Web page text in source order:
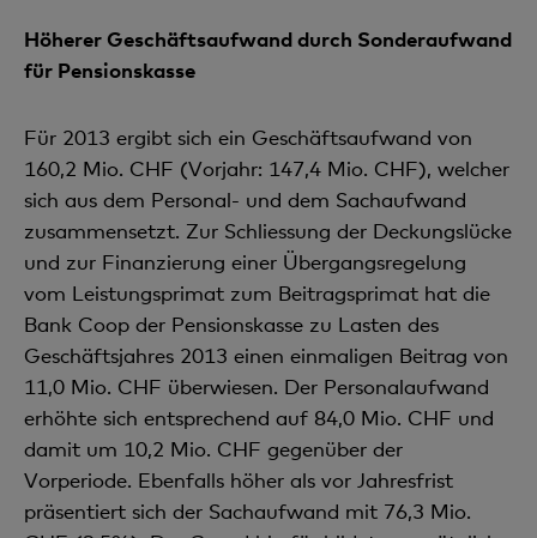
Höherer Geschäftsaufwand durch Sonderaufwand
für Pensionskasse
Für 2013 ergibt sich ein Geschäftsaufwand von
160,2 Mio. CHF (Vorjahr: 147,4 Mio. CHF), welcher
sich aus dem Personal- und dem Sachaufwand
zusammensetzt. Zur Schliessung der Deckungslücke
und zur Finanzierung einer Übergangsregelung
vom Leistungsprimat zum Beitragsprimat hat die
Bank Coop der Pensionskasse zu Lasten des
Geschäftsjahres 2013 einen einmaligen Beitrag von
11,0 Mio. CHF überwiesen. Der Personalaufwand
erhöhte sich entsprechend auf 84,0 Mio. CHF und
damit um 10,2 Mio. CHF gegenüber der
Vorperiode. Ebenfalls höher als vor Jahresfrist
präsentiert sich der Sachaufwand mit 76,3 Mio.